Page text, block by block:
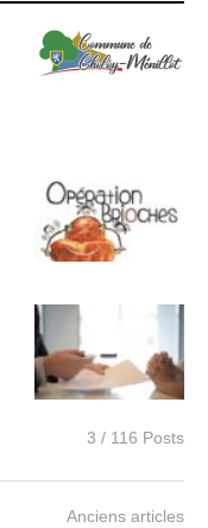
3 / 116 Posts
Anciens articles